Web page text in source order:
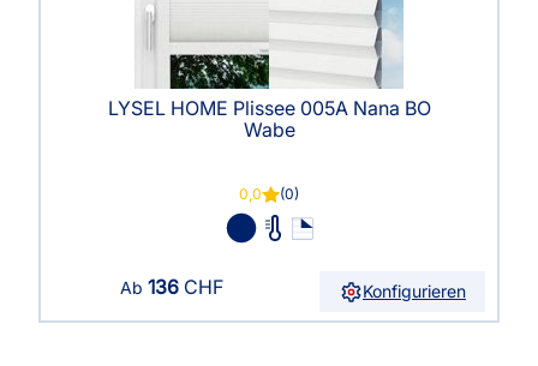
LYSEL HOME Plissee 005A Nana BO
Wabe
0,0 (0)
Ab 136 CHF Konfigurieren